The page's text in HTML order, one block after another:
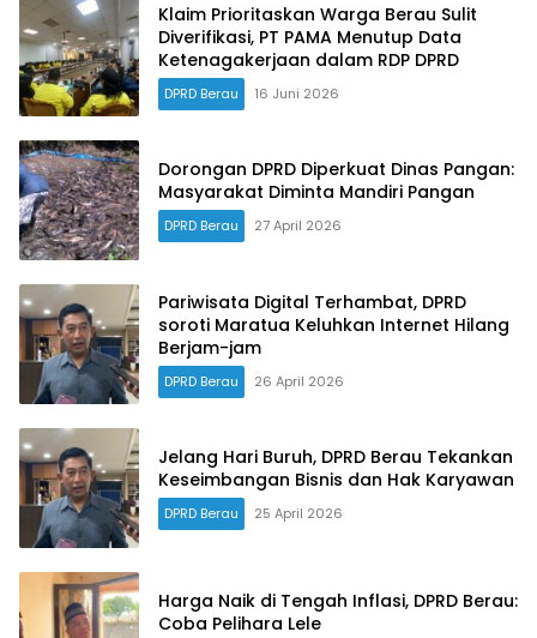
Klaim Prioritaskan Warga Berau Sulit
Diverifikasi, PT PAMA Menutup Data
Ketenagakerjaan dalam RDP DPRD
DPRD Berau 16 Juni 2026
Dorongan DPRD Diperkuat Dinas Pangan:
Masyarakat Diminta Mandiri Pangan
DPRD Berau 27 April 2026
Pariwisata Digital Terhambat, DPRD
soroti Maratua Keluhkan Internet Hilang
Berjam-jam
DPRD Berau 26 April 2026
Jelang Hari Buruh, DPRD Berau Tekankan
Keseimbangan Bisnis dan Hak Karyawan
DPRD Berau 25 April 2026
Harga Naik di Tengah Inflasi, DPRD Berau:
Coba Pelihara Lele